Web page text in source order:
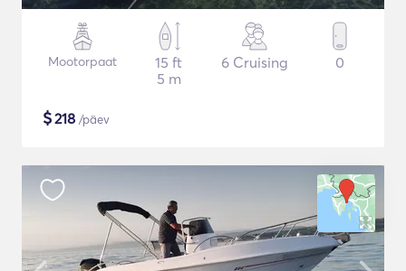
Mootorpaat
15 ft
5 m
6 Cruising 0
$218 /päev